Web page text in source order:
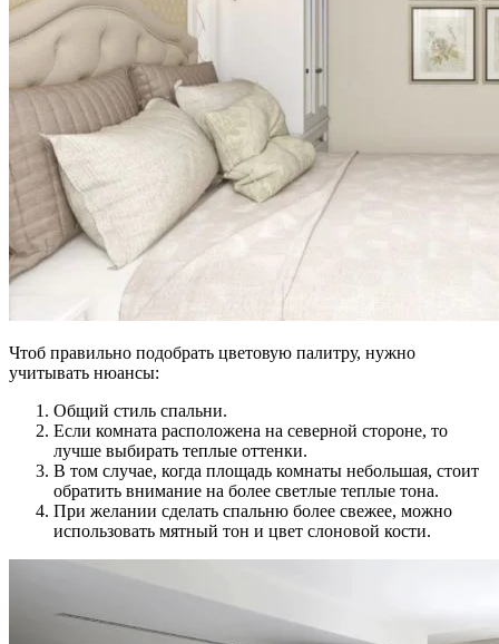
Чтоб правильно подобрать цветовую палитру, нужно
учитывать нюансы:
Общий стиль спальни.
Если комната расположена на северной стороне, то
лучше выбирать теплые оттенки.
В том случае, когда площадь комнаты небольшая, стоит
обратить внимание на более светлые теплые тона.
При желании сделать спальню более свежее, можно
использовать мятный тон и цвет слоновой кости.